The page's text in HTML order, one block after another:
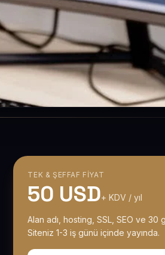
TEK & ŞEFFAF FIYAT
50 USD+ KDV / yıl
Alan adı, hosting, SSL, SEO ve 30
Siteniz 1-3 iş günü içinde yayında.